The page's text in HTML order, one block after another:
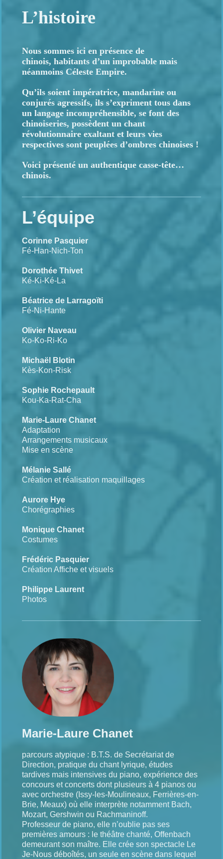
L’histoire
Nous sommes ici en présence de
chinois, habitants d’un improbable mais
néanmoins Céleste Empire.
Qu’ils soient impératrice, mandarine ou
conjurés agressifs, ils s’expriment tous dans
un langage incompréhensible, se font des
chinoiseries, possèdent un chant
révolutionnaire exaltant et leurs vies
respectives sont peuplées d’ombres chinoises !
Voici présenté un authentique casse-tête…
chinois.
L’équipe
Corinne Pasquier
Fé-Han-Nich-Ton
Dorothée Thivet
Ké-Ki-Ké-La
Béatrice de Larragoïti
Fé-Ni-Hante
Olivier Naveau
Ko-Ko-Ri-Ko
Michaël Blotin
Kès-Kon-Risk
Sophie Rochepault
Kou-Ka-Rat-Cha
Marie-Laure Chanet
Adaptation
Arrangements musicaux
Mise en scène
Mélanie Sallé
Création et réalisation maquillages
Aurore Hye
Chorégraphies
Monique Chanet
Costumes
Frédéric Pasquier
Création Affiche et visuels
Philippe Laurent
Photos
Marie-Laure Chanet
parcours atypique : B.T.S. de Secrétariat de
Direction, pratique du chant lyrique, études
tardives mais intensives du piano, expérience des
concours et concerts dont plusieurs à 4 pianos ou
avec orchestre (Issy-les-Moulineaux, Ferrières-en-
Brie, Meaux) où elle interprète notamment Bach,
Mozart, Gershwin ou Rachmaninoff.
Professeur de piano, elle n’oublie pas ses
premières amours : le théâtre chanté, Offenbach
demeurant son maître. Elle crée son spectacle Le
Je-Nous déboîtés, un seule en scène dans lequel